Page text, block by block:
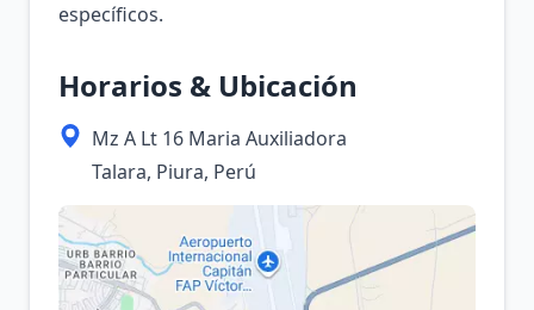
específicos.
Horarios & Ubicación
Mz A Lt 16 Maria Auxiliadora
Talara, Piura, Perú